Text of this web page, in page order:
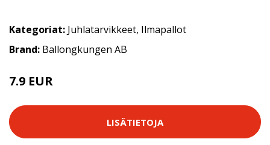
Kategoriat: Juhlatarvikkeet, Ilmapallot
Brand: Ballongkungen AB
7.9 EUR
LISÄTIETOJA